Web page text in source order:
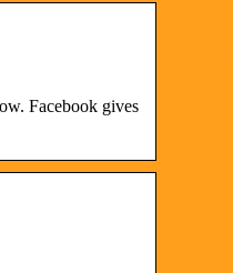
Facebook gives